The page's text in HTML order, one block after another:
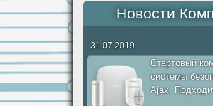
Новости
31.07.2019
Стартовый
системы
Ajax.